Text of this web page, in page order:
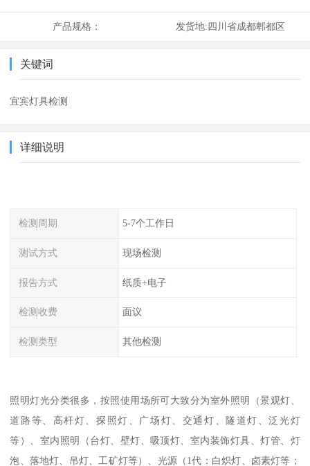
产品规格： 发货地:四川省成都郫都区
关键词
宜宾灯具检测
详细说明
检测周期 5-7个工作日
测试方式 现场检测
报告方式 纸质+电子
检测收费 面议
检测类型 其他检测
照明灯光分类很多，按照使用场所可大致分为室外照明（景观灯、
道路等、高杆灯、探照灯、广场灯、交通灯、隧道灯、泛光灯
等）、室内照明（台灯、壁灯、吸顶灯、室内装饰灯具、灯管、灯
泡、落地灯、吊灯、工矿灯等）、光源（1代：白炽灯、卤素灯等；